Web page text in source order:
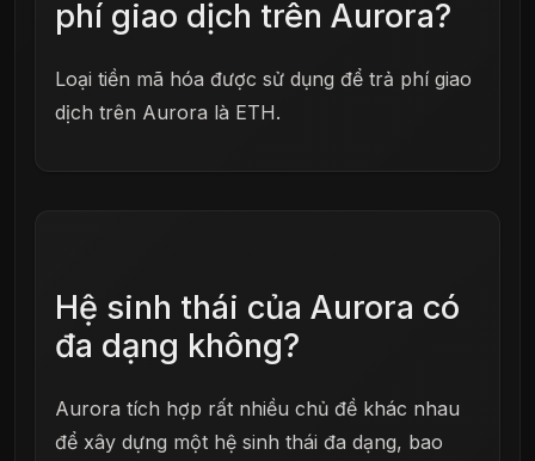
phí giao dịch trên Aurora?
Loại tiền mã hóa được sử dụng để trả phí giao
dịch trên Aurora là ETH.
Hệ sinh thái của Aurora có
đa dạng không?
Aurora tích hợp rất nhiều chủ đề khác nhau
để xây dựng một hệ sinh thái đa dạng, bao